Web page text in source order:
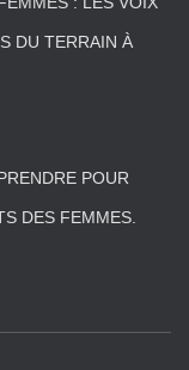
DU TERRAIN À
POUR
DES FEMMES.